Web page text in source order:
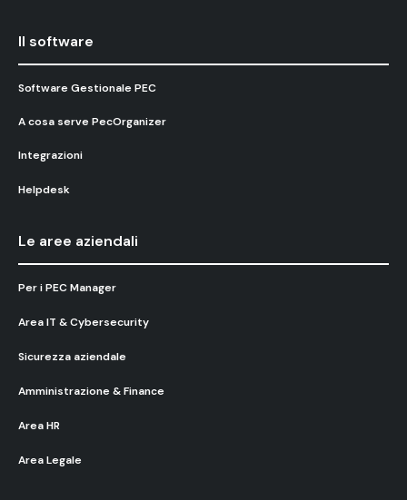
Il software
Software Gestionale PEC
A cosa serve PecOrganizer
Integrazioni
Helpdesk
Le aree aziendali
Per i PEC Manager
Area IT & Cybersecurity
Sicurezza aziendale
Amministrazione & Finance
Area HR
Area Legale